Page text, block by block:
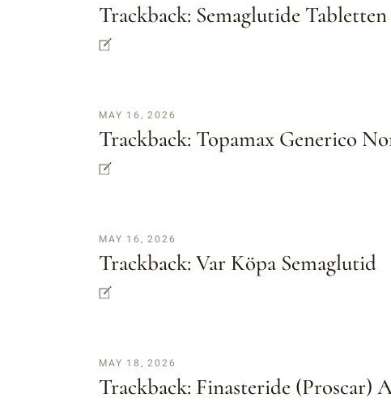
Trackback: Semaglutide
MAY 16, 2026
Trackback: Topamax Generico
MAY 16, 2026
Trackback: Var Köpa Semaglutid
MAY 18, 2026
Trackback: Finasteride (proscar)